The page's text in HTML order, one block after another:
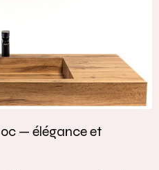
— élégance et